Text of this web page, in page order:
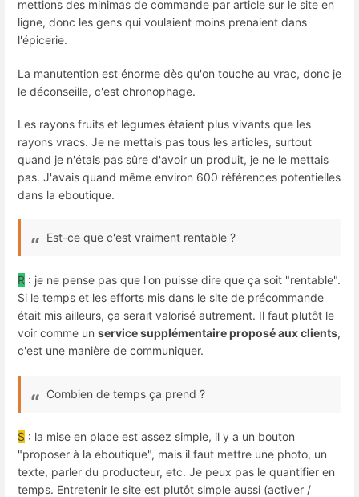
mettions des minimas de commande par article sur le site en
ligne, donc les gens qui voulaient moins prenaient dans
l'épicerie.
La manutention est énorme dès qu'on touche au vrac, donc je
le déconseille, c'est chronophage.
Les rayons fruits et légumes étaient plus vivants que les
rayons vracs. Je ne mettais pas tous les articles, surtout
quand je n'étais pas sûre d'avoir un produit, je ne le mettais
pas. J'avais quand même environ 600 références potentielles
dans la eboutique.
Est-ce que c'est vraiment rentable ?
R : je ne pense pas que l'on puisse dire que ça soit "rentable".
Si le temps et les efforts mis dans le site de précommande
était mis ailleurs, ça serait valorisé autrement. Il faut plutôt le
voir comme un service supplémentaire proposé aux clients,
c'est une manière de communiquer.
Combien de temps ça prend ?
S : la mise en place est assez simple, il y a un bouton
"proposer à la eboutique", mais il faut mettre une photo, un
texte, parler du producteur, etc. Je peux pas le quantifier en
temps. Entretenir le site est plutôt simple aussi (activer /